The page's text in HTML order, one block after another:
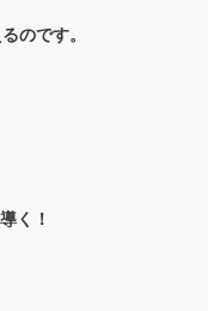
のです。
く！